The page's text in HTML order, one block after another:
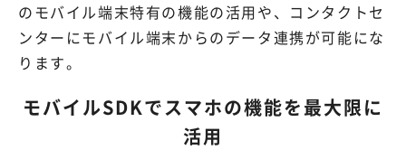
Vonage SIP Trunking
のモバイル端末特有の機能の活用や、コンタクトセ
ンターにモバイル端末からのデータ連携が可能にな
ります。
モバイルSDKでスマホの機能を最大限に
活用